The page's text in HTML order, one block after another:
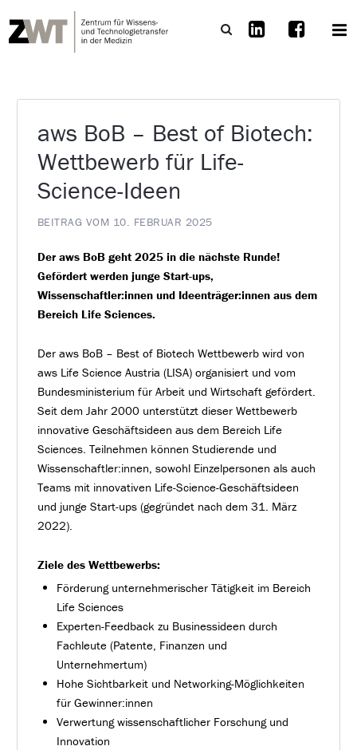
aws BoB – Best of Biotech:
Wettbewerb für Life-
Science-Ideen
BEITRAG VOM 10. FEBRUAR 2025
Der aws BoB geht 2025 in die nächste Runde!
Gefördert werden junge Start-ups,
Wissenschaftler:innen und Ideenträger:innen aus dem
Bereich Life Sciences.
Der aws BoB – Best of Biotech Wettbewerb wird von
aws Life Science Austria (LISA) organisiert und vom
Bundesministerium für Arbeit und Wirtschaft gefördert.
Seit dem Jahr 2000 unterstützt dieser Wettbewerb
innovative Geschäftsideen aus dem Bereich Life
Sciences. Teilnehmen können Studierende und
Wissenschaftler:innen, sowohl Einzelpersonen als auch
Teams mit innovativen Life-Science-Geschäftsideen
und junge Start-ups (gegründet nach dem 31. März
2022).
Ziele des Wettbewerbs:
Förderung unternehmerischer Tätigkeit im Bereich
Life Sciences
Experten-Feedback zu Businessideen durch
Fachleute (Patente, Finanzen und
Unternehmertum)
Hohe Sichtbarkeit und Networking-Möglichkeiten
für Gewinner:innen
Verwertung wissenschaftlicher Forschung und
Innovation